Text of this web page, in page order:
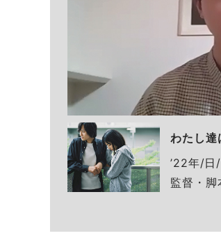
わたし達
’22年/
監督・